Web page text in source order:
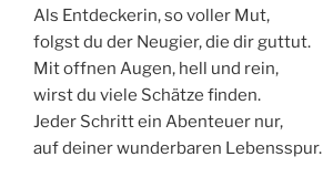
Als Entdeckerin, so voller Mut,
folgst du der Neugier, die dir guttut.
Mit offnen Augen, hell und rein,
wirst du viele Schätze finden.
Jeder Schritt ein Abenteuer nur,
auf deiner wunderbaren Lebensspur.